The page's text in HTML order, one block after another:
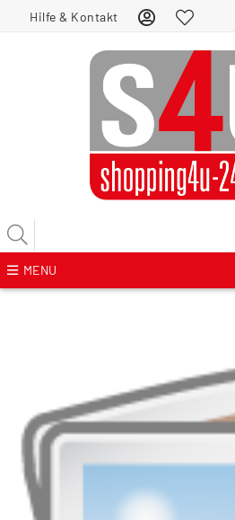
Hilfe & Kontakt
MENU